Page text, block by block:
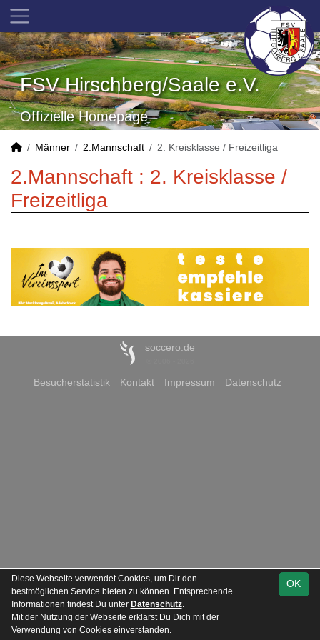
FSV Hirschberg/Saale e.V.
Offizielle Homepage
Männer 2.Mannschaft 2. Kreisklasse / Freizeitliga
Team
2.Mannschaft : 2. Kreisklasse /
Freizeitliga
soccero.de
Besucherstatistik Kontakt Impressum Datenschutz
OK
Diese Webseite verwendet Cookies, um Dir den
bestmöglichen Service bieten zu können. Entsprechende
Informationen findest Du unter Datenschutz.
Mit der Nutzung der Webseite erklärst Du Dich mit der
Verwendung von Cookies einverstanden.